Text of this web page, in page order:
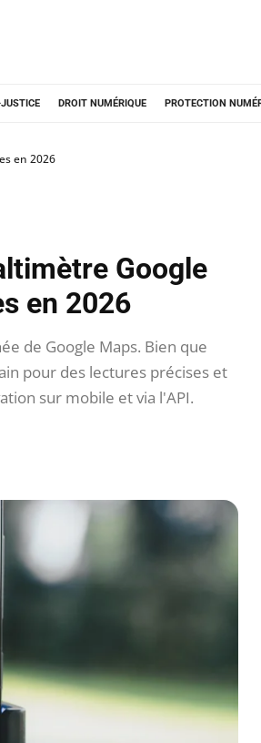
DROIT NUMÉRIQUE PROTECTION
en 2026
Google
en 2026
de Google Maps. Bien que
pour des lectures précises et
sur mobile et via l'API.